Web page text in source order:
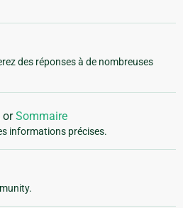
des réponses à de nombreuses
orSommaire
informations précises.